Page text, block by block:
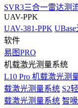
SVR3三合一雷达测
UAV-PPK
UAV-381-PPK
软件
易图PRO
机载激光测量系统
L10 Pro 机载激光测
载激光测量系统 S2
载激光测量系统 智